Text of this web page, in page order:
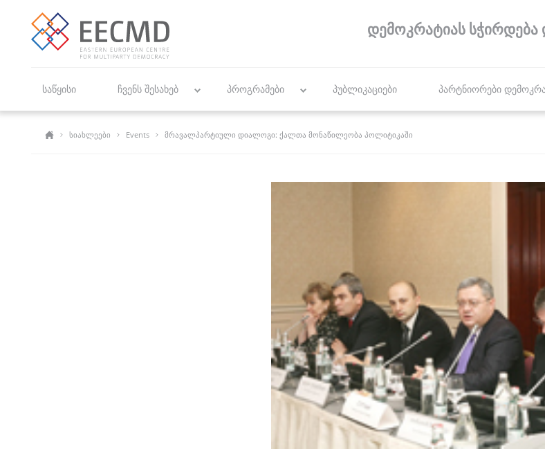
დემოკრატიას სჭირდება
საწყისი ჩვენს შესახებ პროგრამები პუბლიკაციები პარტნიორები
სიახლეები Events მრავალპარტიული დიალოგი: ქალთა მონაწილეობა პოლიტიკაში